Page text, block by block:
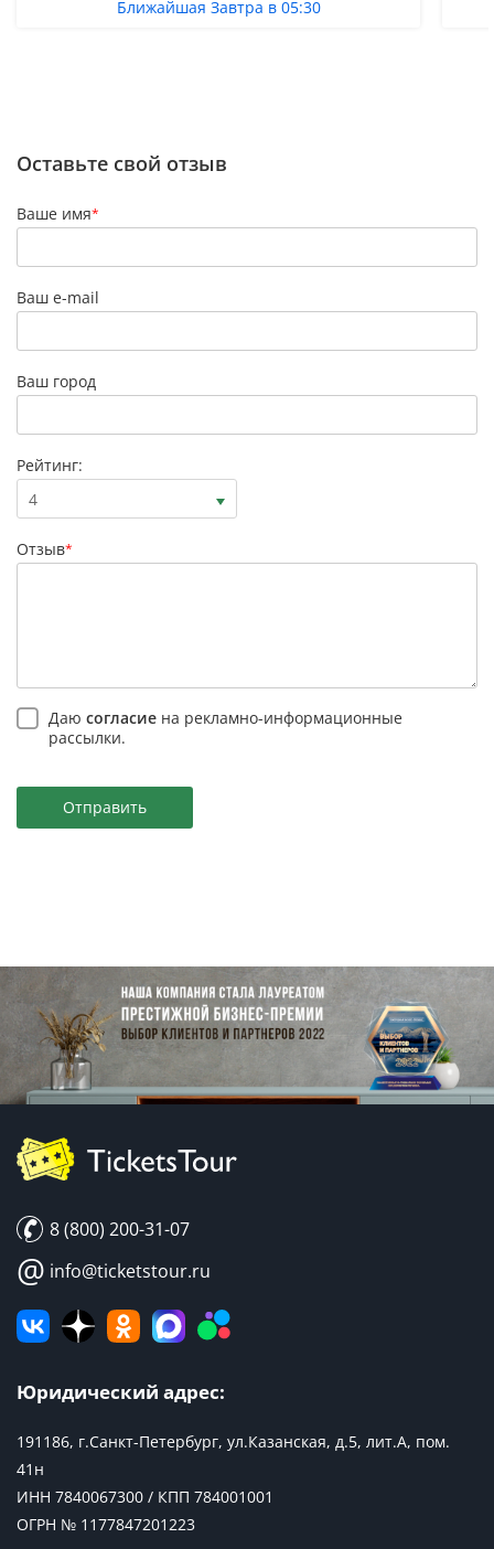
Ближайшая Завтра в 05:30
Оставьте свой отзыв
Ваше имя*
Ваш e-mail
Ваш город
Рейтинг:
4
Отзыв*
Даю согласие на рекламно-информационные
рассылки.
Отправить
8 (800) 200-31-07
@ info@ticketstour.ru
Юридический адрес:
191186, г.Санкт-Петербург, ул.Казанская, д.5, лит.А, пом.
41н
ИНН 7840067300 / КПП 784001001
ОГРН № 1177847201223